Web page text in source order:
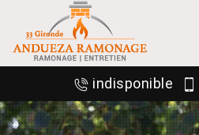
indisponible